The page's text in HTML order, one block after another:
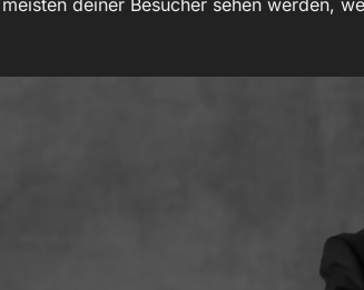
deiner Besucher sehen werden,